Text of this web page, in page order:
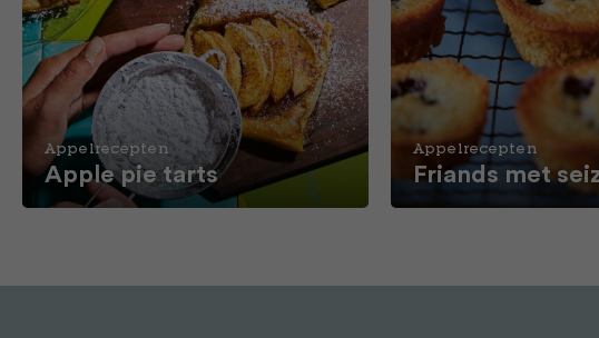
Appelrecepten
Apple pie tarts
Appelrecepten
Friands met